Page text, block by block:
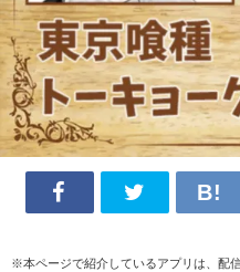
※本ページで紹介しているアプリは、配